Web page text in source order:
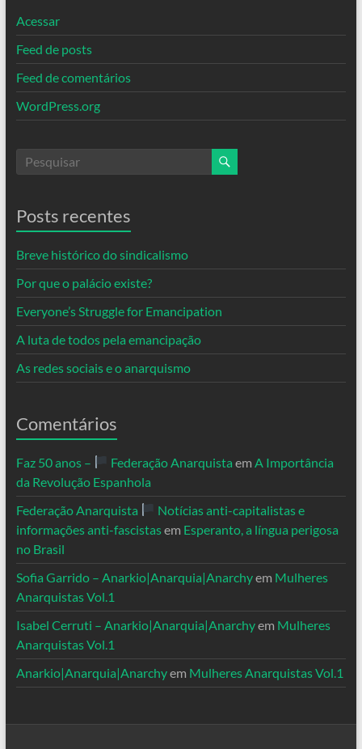
Acessar
Feed de posts
Feed de comentários
WordPress.org
Posts recentes
Breve histórico do sindicalismo
Por que o palácio existe?
Everyone’s Struggle for Emancipation
A luta de todos pela emancipação
As redes sociais e o anarquismo
Comentários
Faz 50 anos – Federação Anarquista em A Importância
da Revolução Espanhola
Federação Anarquista
Notícias anti-capitalistas e
informações anti-fascistasem Esperanto, a língua perigosa
no Brasil
Sofia Garrido – Anarkio|Anarquia|Anarchyem Mulheres
Anarquistas Vol.1
Isabel Cerruti – Anarkio|Anarquia|Anarchyem Mulheres
Anarquistas Vol.1
Anarkio|Anarquia|Anarchyem Mulheres Anarquistas Vol.1